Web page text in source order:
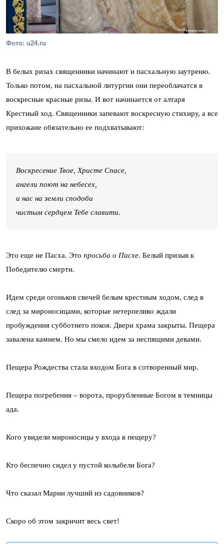
Фото: u24.ru
В белых ризах священники начинают и пасхальную заутреню.
Только потом, на пасхальной литургии они переоблачатся в
воскресные красные ризы. И вот начинается от алтаря
Крестный ход. Священники запевают воскресную стихиру, а все
прихожане обязательно ее подхватывают:
Воскресение Твое, Христе Спасе,
ангели поют на небесех,
и нас на земли сподоби
чистым сердцем Тебе славити.
Это еще не Пасха. Это просьба о Пасхе. Белый призыв к
Победителю смерти.
Идем среди огоньков свечей белым крестным ходом, след в
след за мироносицами, которые нетерпеливо ждали
пробуждения субботнего покоя. Двери храма закрыты. Пещера
завалена камнем. Но мы смело идем за неспящими девами.
Пещера Рождества стала входом Бога в сотворенный мир.
Пещера погребения – ворота, прорубленные Богом в темницы
ада.
Кого увидели мироносицы у входа в пещеру?
Кто беспечно сидел у пустой колыбели Бога?
Что сказал Марии лучший из садовников?
Скоро об этом закричит весь свет!